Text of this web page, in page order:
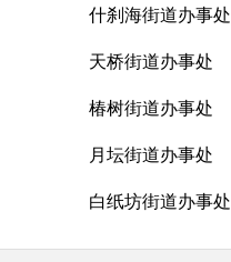
什刹海街道办事处
天桥街道办事处
椿树街道办事处
月坛街道办事处
白纸坊街道办事处